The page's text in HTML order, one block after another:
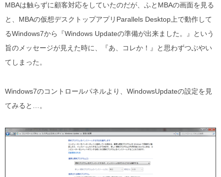
MBAは触らずに顧客対応をしていたのだが、ふとMBAの画面を見る
と、MBAの仮想デスクトップアプリParallels Desktop上で動作して
るWindows7から『Windows Updateの準備が出来ました。』という
旨のメッセージが見えた時に、『あ、コレか！』と思わずつぶやい
てしまった。
Windows7のコントロールパネルより、WindowsUpdateの設定を見
てみると…。